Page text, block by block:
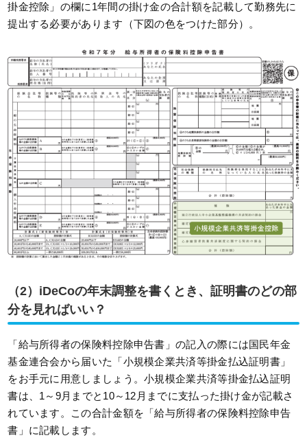
掛金控除」の欄に1年間の掛け金の合計額を記載して勤務先に
提出する必要があります（下図の色をつけた部分）。
（2）iDeCoの年末調整を書くとき、証明書のどの部
分を見ればいい？
「給与所得者の保険料控除申告書」の記入の際には国民年金
基金連合会から届いた「小規模企業共済等掛金払込証明書」
をお手元に用意しましょう。小規模企業共済等掛金払込証明
書は、1～9月までと10～12月までに支払った掛け金が記載さ
れています。この合計金額を「給与所得者の保険料控除申告
書」に記載します。